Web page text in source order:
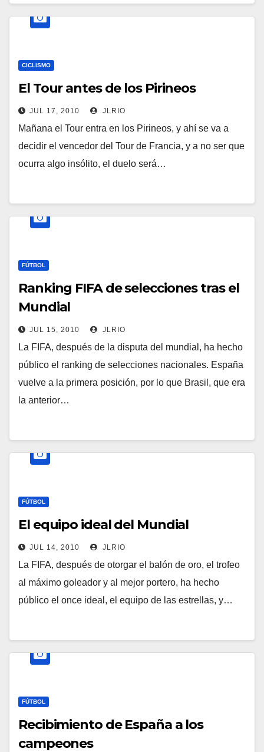
CICLISMO
El Tour antes de los Pirineos
JUL 17, 2010 JLRIO
Mañana el Tour entra en los Pirineos, y ahí se va a
decidir el vencedor del Tour de Francia, y a no ser que
ocurra algo insólito, el duelo será…
FÚTBOL
Ranking FIFA de selecciones tras el
Mundial
JUL 15, 2010 JLRIO
La FIFA, después de la disputa del mundial, ha hecho
público el ranking de selecciones nacionales. España
vuelve a la primera posición, por lo que Brasil, que era
la anterior…
FÚTBOL
El equipo ideal del Mundial
JUL 14, 2010 JLRIO
La FIFA, después de otorgar el balón de oro, el trofeo
al máximo goleador y al mejor portero, ha hecho
público el once ideal, el equipo de las estrellas, y…
FÚTBOL
Recibimiento de España a los
campeones